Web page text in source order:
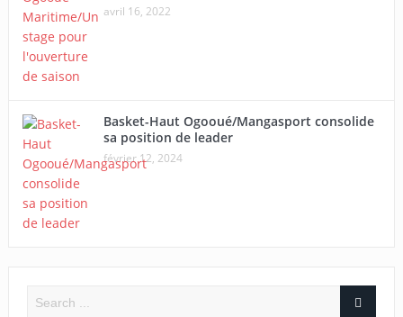
avril 16, 2022
Basket-Haut Ogooué/Mangasport consolide
sa position de leader
février 12, 2024